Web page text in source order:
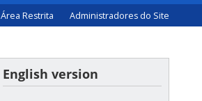
Área Restrita Administradores do Site
English version